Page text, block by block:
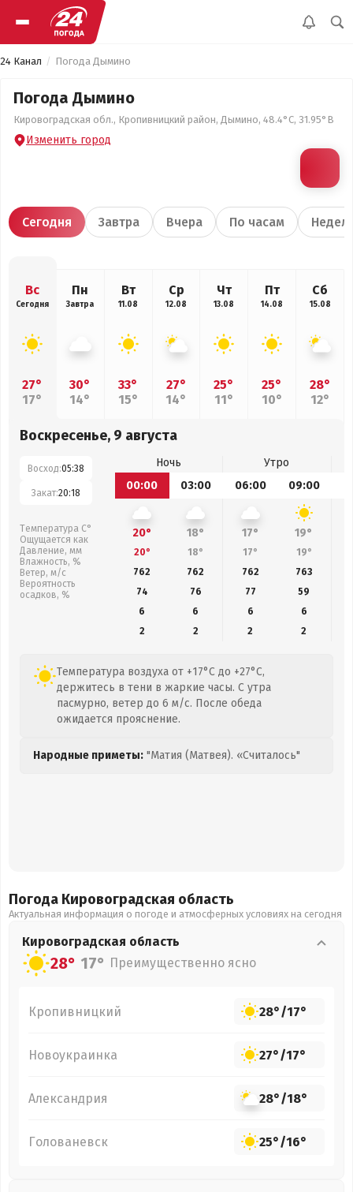
24 Канал Погода Дымино
Погода Дымино
Кировоградская обл., Кропивницкий район, Дымино, 48.4°С, 31.95°В
Изменить город
Сегодня Завтра Вчера По часам
Вс
Сегодня
27°
17°
Пн
Завтра
30°
14°
Вт
11.08
33°
15°
Ср
12.08
27°
14°
Чт
13.08
25°
11°
Пт
14.08
25°
10°
Сб
15.08
28°
12°
Воскресенье, 9 августа
Восход:05:38
Закат:20:18
Температура С°
Ощущается как
Давление, мм
Влажность, %
Ветер, м/с
Вероятность
осадков, %
Ночь
Утро
00:00
03:00 06:00 09:00
20° 18° 17° 19°
20° 18° 17° 19°
762
762 762 763
74
76 77 59
6
6 6
6
2
2 2 2
Температура воздуха от +17°C до +27°C,
держитесь в тени в жаркие часы. С утра
пасмурно, ветер до 6 м/с. После обеда
ожидается прояснение.
Народные приметы: "Матия (Матвея). «Считалось"
Погода Кировоградская область
Актуальная информация о погоде и атмосферных условиях на сегодня
Кировоградская область
28° 17° Преимущественно ясно
Кропивницкий 28°/17°
Новоукраинка 27°/17°
Александрия 28°/18°
Голованевск 25°/16°